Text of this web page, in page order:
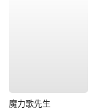
魔力歌先生